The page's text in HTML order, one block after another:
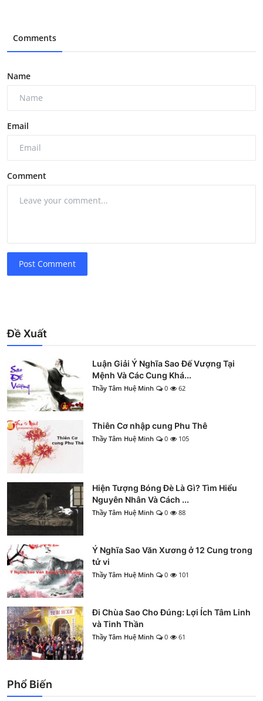
Comments
Name
Email
Comment
Post Comment
Đề Xuất
Luận Giải Ý Nghĩa Sao Đế Vượng Tại
Mệnh Và Các Cung Khá...
Thầy Tâm Huệ Minh 0 62
Thiên Cơ nhập cung Phu Thê
Thầy Tâm Huệ Minh 0 105
Hiện Tượng Bóng Đè Là Gì? Tìm Hiểu
Nguyên Nhân Và Cách ...
Thầy Tâm Huệ Minh 0 88
Ý Nghĩa Sao Văn Xương ở 12 Cung trong
tử vi
Thầy Tâm Huệ Minh 0 101
Đi Chùa Sao Cho Đúng: Lợi Ích Tâm Linh
và Tinh Thần
Thầy Tâm Huệ Minh 0 61
Phổ Biến